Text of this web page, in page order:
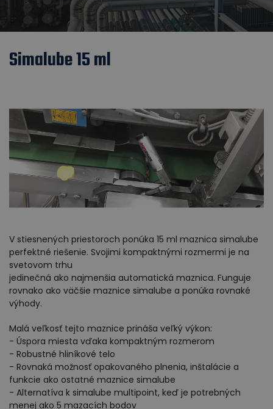
Simalube 15 ml
V stiesnených priestoroch ponúka 15 ml maznica simalube
perfektné riešenie. Svojimi kompaktnými rozmermi je na
svetovom trhu
jedinečná ako najmenšia automatická maznica. Funguje
rovnako ako väčšie maznice simalube a ponúka rovnaké
výhody.
Malá veľkosť tejto maznice prináša veľký výkon:
- Úspora miesta vďaka kompaktným rozmerom
- Robustné hliníkové telo
- Rovnaká možnosť opakovaného plnenia, inštalácie a
funkcie ako ostatné maznice simalube
- Alternatíva k simalube multipoint, keď je potrebných
menej ako 5 mazacích bodov